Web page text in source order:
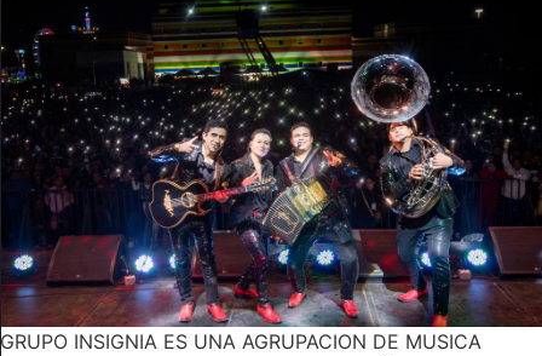
GRUPO INSIGNIA ES UNA AGRUPACION DE MUSICA